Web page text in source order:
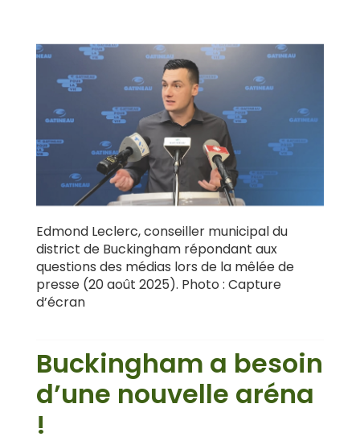
Edmond Leclerc, conseiller municipal du
district de Buckingham répondant aux
questions des médias lors de la mêlée de
presse (20 août 2025). Photo : Capture
d’écran
Buckingham a besoin
d’une nouvelle aréna
!